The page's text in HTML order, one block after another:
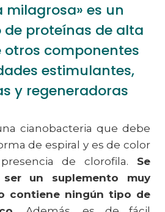
milagrosa» es un
proteínas de alta
otros componentes
estimulantes,
y regeneradoras
cianobacteria que debe
de espiral y es de color
de clorofila. Se
un suplemento muy
contiene ningún tipo de